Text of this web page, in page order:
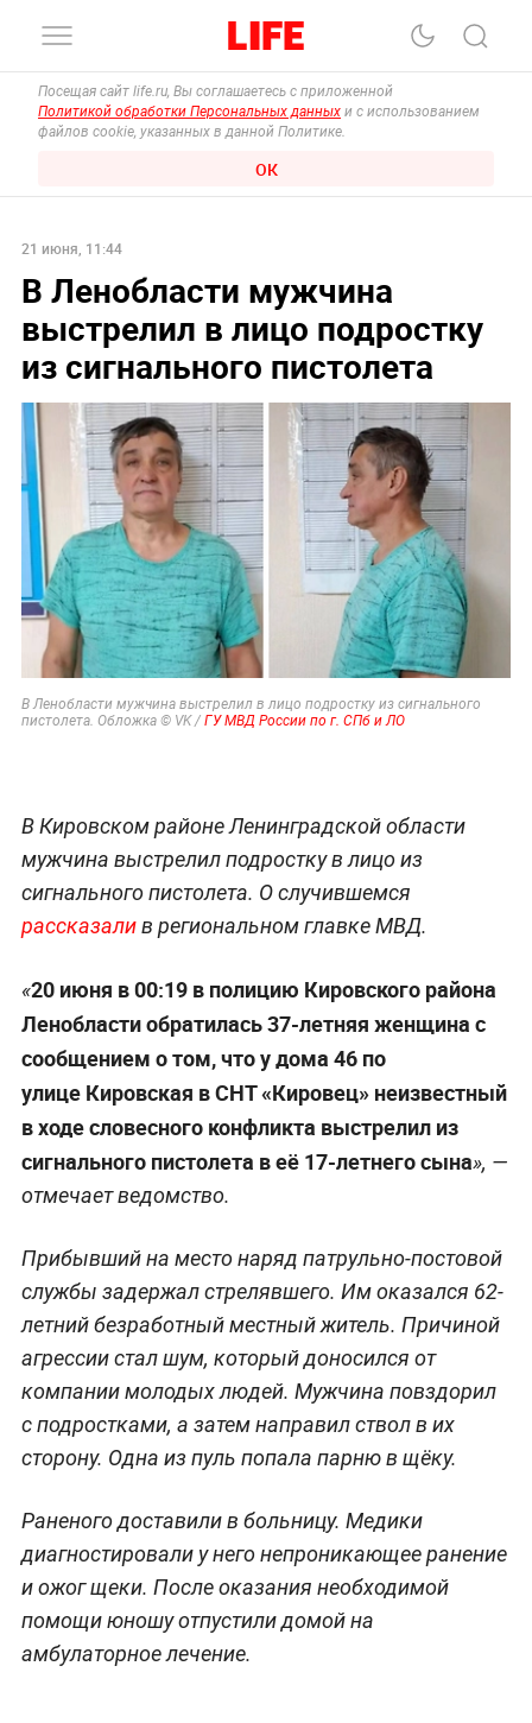
Посещая сайт life.ru, Вы соглашаетесь с приложенной
Политикой обработки Персональных данных и с использованием
файлов cookie, указанных в данной Политике.
ОК
21 июня, 11:44
В Ленобласти мужчина
выстрелил в лицо подростку
из сигнального пистолета
В Ленобласти мужчина выстрелил в лицо подростку из сигнального
пистолета. Обложка © VK / ГУ МВД России по г. СПб и ЛО
В Кировском районе Ленинградской области
мужчина выстрелил подростку в лицо из
сигнального пистолета. О случившемся
рассказалив региональном главке МВД.
«20 июня в 00:19 в полицию Кировского района
Ленобласти обратилась 37-летняя женщина с
сообщением о том, что у дома 46 по
улице Кировская в СНТ «Кировец» неизвестный
в ходе словесного конфликта выстрелил из
сигнального пистолета в её 17-летнего сына», —
отмечает ведомство.
Прибывший на место наряд патрульно-постовой
службы задержал стрелявшего. Им оказался 62-
летний безработный местный житель. Причиной
агрессии стал шум, который доносился от
компании молодых людей. Мужчина повздорил
с подростками, а затем направил ствол в их
сторону. Одна из пуль попала парню в щёку.
Раненого доставили в больницу. Медики
диагностировали у него непроникающее ранение
и ожог щеки. После оказания необходимой
помощи юношу отпустили домой на
амбулаторное лечение.